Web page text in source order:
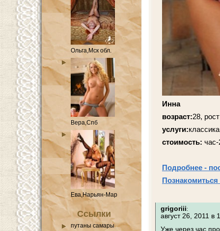
Ольга,Мск обл.
Вера,Спб
Ева,Нарьян-Мар
Ссылки
путаны самары
Инна
возраст:28,
услуги:
стоимость: час-
Подробнее -
grigoriii:
август 26, 2011 в
Уже через час